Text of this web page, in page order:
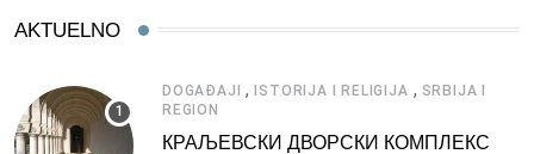
AKTUELNO
DOGAĐAJI , ISTORIJA I RELIGIJA , SRBIJA I
REGION
КРАЉЕВСКИ ДВОРСКИ КОМПЛЕКС